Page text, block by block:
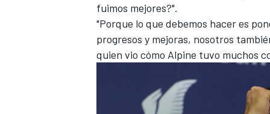
fuimos mejores?".
"Porque lo que debemos hacer es
progresos y mejoras, nosotros
quien vio cómo Alpine tuvo muchos